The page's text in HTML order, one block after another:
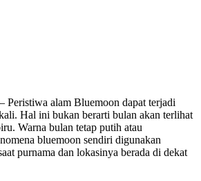
– Peristiwa alam Bluemoon dapat terjadi
Hal ini bukan berarti bulan akan terlihat
Warna bulan tetap putih atau
bluemoon sendiri digunakan
purnama dan lokasinya berada di dekat